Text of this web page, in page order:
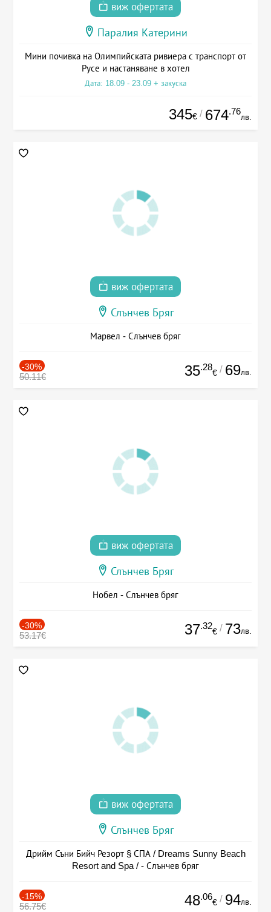
виж офертата
Паралия Катерини
Мини почивка на Олимпийската ривиера с транспорт от
Русе и настаняване в хотел
Дата: 18.09 - 23.09 + закуска
345€ / 674.76
лв.
виж офертата
Слънчев Бряг
Марвел - Слънчев бряг
-30%
50.11€ 35.28
€ / 69лв.
виж офертата
Слънчев Бряг
Нобел - Слънчев бряг
-30%
53.17€ 37.32
€ / 73лв.
виж офертата
Слънчев Бряг
Дрийм Съни Бийч Резорт § СПА / Dreams Sunny Beach
Resort and Spa / - Слънчев бряг
-15%
56.75€ 48.06
€ / 94лв.